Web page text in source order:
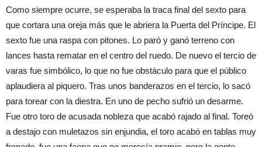
Como siempre ocurre, se esperaba la traca final del sexto para
que cortara una oreja más que le abriera la Puerta del Príncipe. El
sexto fue una raspa con pitones. Lo paró y ganó terreno con
lances hasta rematar en el centro del ruedo. De nuevo el tercio de
varas fue simbólico, lo que no fue obstáculo para que el público
aplaudiera al piquero. Tras unos banderazos en el tercio, lo sacó
para torear con la diestra. En uno de pecho sufrió un desarme.
Fue otro toro de acusada nobleza que acabó rajado al final. Toreó
a destajo con muletazos sin enjundia, el toro acabó en tablas muy